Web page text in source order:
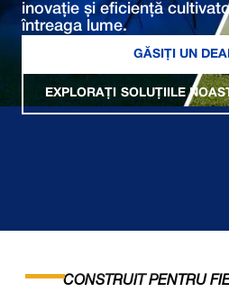
inovație și eficiență
întreaga lume.
GĂSIȚI UN
EXPLORAȚI SOLUȚIILE
CONSTRUIT PENTRU